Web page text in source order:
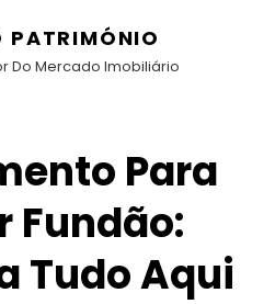
PATRIMÓNIO
Do Mercado Imobiliário
Para
Fundão:
Tudo Aqui